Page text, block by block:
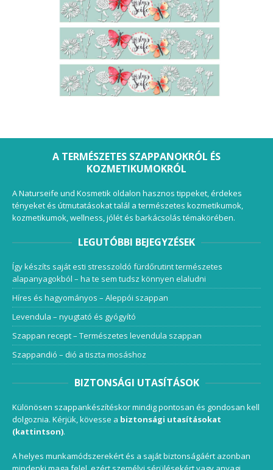
A TERMÉSZETES SZAPPANOKRÓL ÉS
KOZMETIKUMOKRÓL
A Naturseife und Kosmetik oldalon hasznos tippeket, érdekes
tényeket és útmutatásokat talál a természetes kozmetikumok,
kozmetikumok, wellness, jólét és barkácsolás témakörében.
LEGUTÓBBI BEJEGYZÉSEK
Így készíts saját esti stresszoldó fürdőrutint természetes
alapanyagokból – ha te sem tudsz könnyen elaludni
Híres és hagyományos – Aleppói szappan
Levendula – nyugtató és gyógyító
Szappan recept – Természetes levendula szappan
Szappandió – dió a tiszta mosáshoz
BIZTONSÁGI UTASÍTÁSOK
Különösen szappankészítéskor mindig pontosan és gondosan kell
dolgoznia. Kérjük, kövesse a biztonsági utasításokat
(kattintson).
A helyes munkamódszerekért és a saját biztonságáért azonban